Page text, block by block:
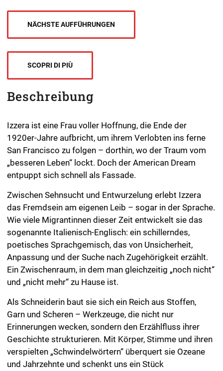
NÄCHSTE AUFFÜHRUNGEN
SCOPRI DI PIÙ
Beschreibung
Izzera ist eine Frau voller Hoffnung, die Ende der
1920er-Jahre aufbricht, um ihrem Verlobten ins ferne
San Francisco zu folgen – dorthin, wo der Traum vom
„besseren Leben“ lockt. Doch der American Dream
entpuppt sich schnell als Fassade.
Zwischen Sehnsucht und Entwurzelung erlebt Izzera
das Fremdsein am eigenen Leib – sogar in der Sprache.
Wie viele Migrantinnen dieser Zeit entwickelt sie das
sogenannte Italienisch-Englisch: ein schillerndes,
poetisches Sprachgemisch, das von Unsicherheit,
Anpassung und der Suche nach Zugehörigkeit erzählt.
Ein Zwischenraum, in dem man gleichzeitig „noch nicht“
und „nicht mehr“ zu Hause ist.
Als Schneiderin baut sie sich ein Reich aus Stoffen,
Garn und Scheren – Werkzeuge, die nicht nur
Erinnerungen wecken, sondern den Erzählfluss ihrer
Geschichte strukturieren. Mit Körper, Stimme und ihren
verspielten „Schwindelwörtern“ überquert sie Ozeane
und Jahrzehnte und schenkt uns ein Stück